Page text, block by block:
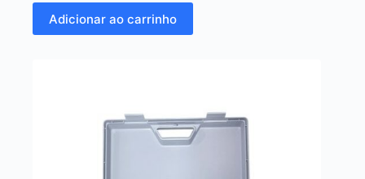
Adicionar ao carrinho